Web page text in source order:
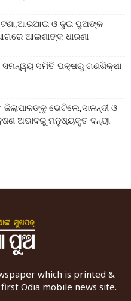
ଘଟଣା,ଆରଆଇ ଓ ଦୁଇ ପୁଅଙ୍କ
ଆଇଶାଙ୍କ ଧାରଣା
ସମନ୍ୱୟ ସମିତି ପକ୍ଷରୁ ଗଣଶିକ୍ଷା
ଭେଟିଲେ,ସାଳନ୍ଦୀ ଓ
ଅଭାବରୁ ମନୁଷ୍ୟକୃତ ବନ୍ୟା
which is printed &
Odia mobile news site.